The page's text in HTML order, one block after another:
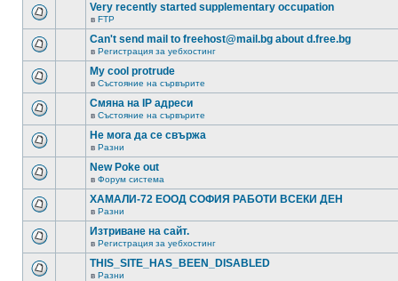
Very recently started supplementary occupation
в FTP
Can't send mail to freehost@mail.bg about d.free.bg
в Регистрация за уебхостинг
My cool protrude
в Състояние на сървърите
Смяна на IP адреси
в Състояние на сървърите
Не мога да се свържа
в Разни
New Poke out
в Форум система
ХАМАЛИ-72 ЕООД СОФИЯ РАБОТИ ВСЕКИ ДЕН
в Разни
Изтриване на сайт.
в Регистрация за уебхостинг
THIS_SITE_HAS_BEEN_DISABLED
в Разни